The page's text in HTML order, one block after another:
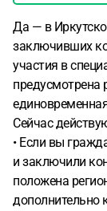
Да — в
заключивших
участия в
предусмотрена
Сейчас
• Если вы
и заключили
положена
дополнительно